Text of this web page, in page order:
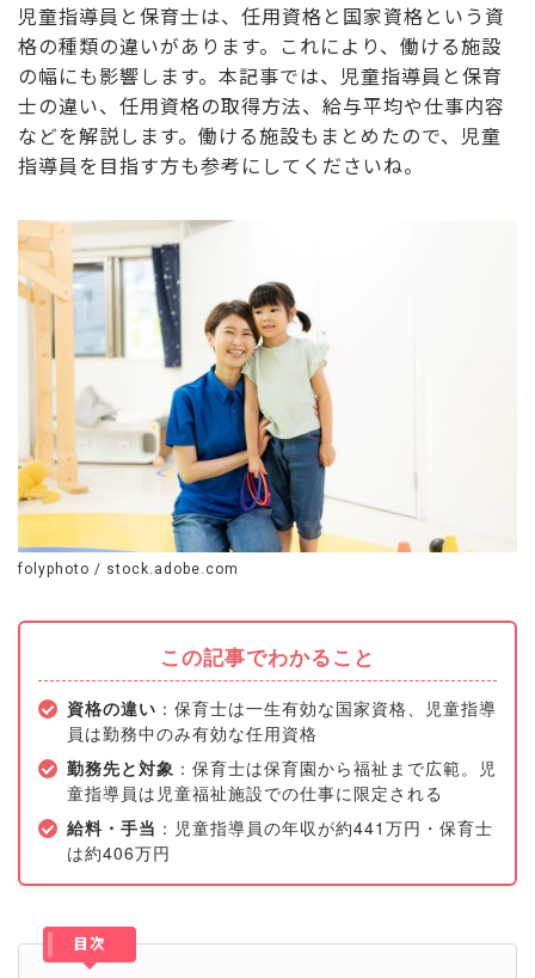
児童指導員と保育士は、任用資格と国家資格という資
格の種類の違いがあります。これにより、働ける施設
の幅にも影響します。本記事では、児童指導員と保育
士の違い、任用資格の取得方法、給与平均や仕事内容
などを解説します。働ける施設もまとめたので、児童
指導員を目指す方も参考にしてくださいね。
folyphoto / stock.adobe.com
この記事でわかること
資格の違い ：保育士は一生有効な国家資格、児童指導
員は勤務中のみ有効な任用資格
勤務先と対象 ：保育士は保育園から福祉まで広範。児
童指導員は児童福祉施設での仕事に限定される
給料・手当 ：児童指導員の年収が約441万円・保育士
は約406万円
目次